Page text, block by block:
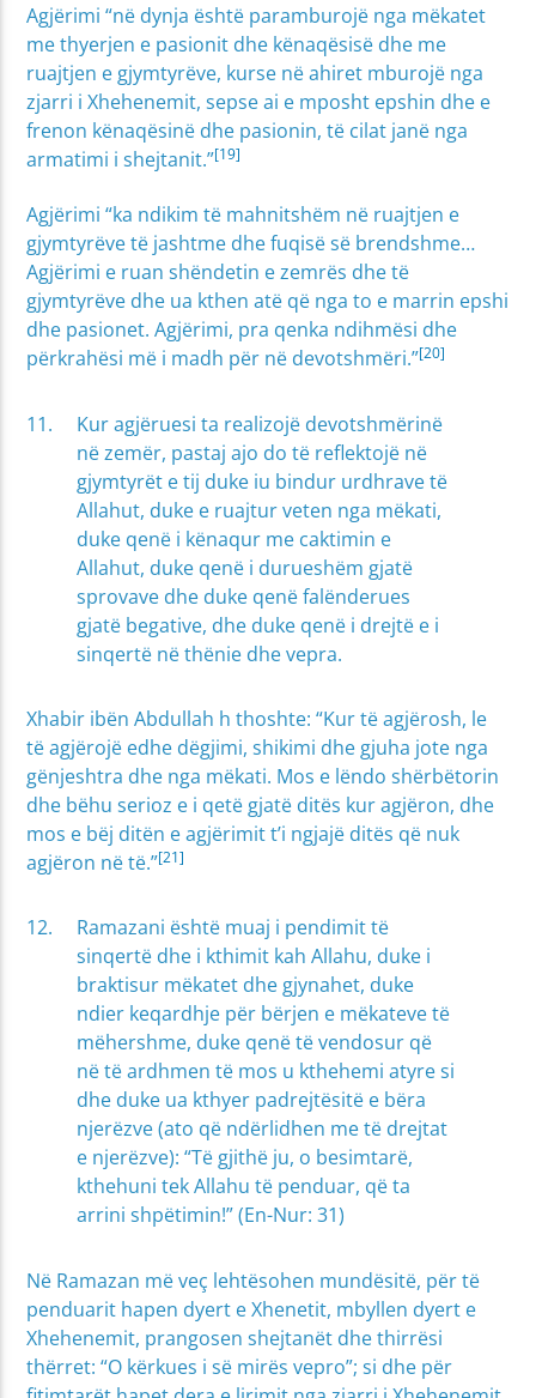
Agjërimi “në dynja është paramburojë nga mëkatet
me thyerjen e pasionit dhe kënaqësisë dhe me
ruajtjen e gjymtyrëve, kurse në ahiret mburojë nga
zjarri i Xhehenemit, sepse ai e mposht epshin dhe e
frenon kënaqësinë dhe pasionin, të cilat janë nga
armatimi i shejtanit.”[19]
Agjërimi “ka ndikim të mahnitshëm në ruajtjen e
gjymtyrëve të jashtme dhe fuqisë së brendshme…
Agjërimi e ruan shëndetin e zemrës dhe të
gjymtyrëve dhe ua kthen atë që nga to e marrin epshi
dhe pasionet. Agjërimi, pra qenka ndihmësi dhe
përkrahësi më i madh për në devotshmëri.”[20]
Kur agjëruesi ta realizojë devotshmërinë
në zemër, pastaj ajo do të reflektojë në
gjymtyrët e tij duke iu bindur urdhrave të
Allahut, duke e ruajtur veten nga mëkati,
duke qenë i kënaqur me caktimin e
Allahut, duke qenë i durueshëm gjatë
sprovave dhe duke qenë falënderues
gjatë begative, dhe duke qenë i drejtë e i
sinqertë në thënie dhe vepra.
Xhabir ibën Abdullah h thoshte: “Kur të agjërosh, le
të agjërojë edhe dëgjimi, shikimi dhe gjuha jote nga
gënjeshtra dhe nga mëkati. Mos e lëndo shërbëtorin
dhe bëhu serioz e i qetë gjatë ditës kur agjëron, dhe
mos e bëj ditën e agjërimit t’i ngjajë ditës që nuk
agjëron në të.”[21]
Ramazani është muaj i pendimit të
sinqertë dhe i kthimit kah Allahu, duke i
braktisur mëkatet dhe gjynahet, duke
ndier keqardhje për bërjen e mëkateve të
mëhershme, duke qenë të vendosur që
në të ardhmen të mos u kthehemi atyre si
dhe duke ua kthyer padrejtësitë e bëra
njerëzve (ato që ndërlidhen me të drejtat
e njerëzve): “Të gjithë ju, o besimtarë,
kthehuni tek Allahu të penduar, që ta
arrini shpëtimin!” (En-Nur: 31)
Në Ramazan më veç lehtësohen mundësitë, për të
penduarit hapen dyert e Xhenetit, mbyllen dyert e
Xhehenemit, prangosen shejtanët dhe thirrësi
thërret: “O kërkues i së mirës vepro”; si dhe për